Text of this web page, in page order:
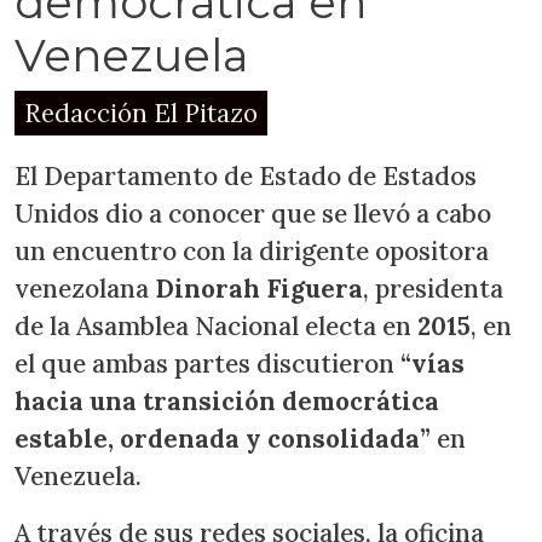
Venezuela
Redacción El Pitazo
El Departamento de Estado de Estados
Unidos dio a conocer que se llevó a cabo
un encuentro con la dirigente opositora
venezolana Dinorah Figuera, presidenta
de la Asamblea Nacional electa en 2015, en
el que ambas partes discutieron “vías
hacia una transición democrática
estable, ordenada y consolidada” en
Venezuela.
A través de sus redes sociales, la oficina